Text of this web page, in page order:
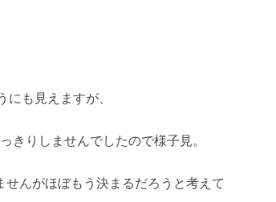
も見えますが、
きりしませんでしたので様子見。
んがほぼもう決まるだろうと考えて